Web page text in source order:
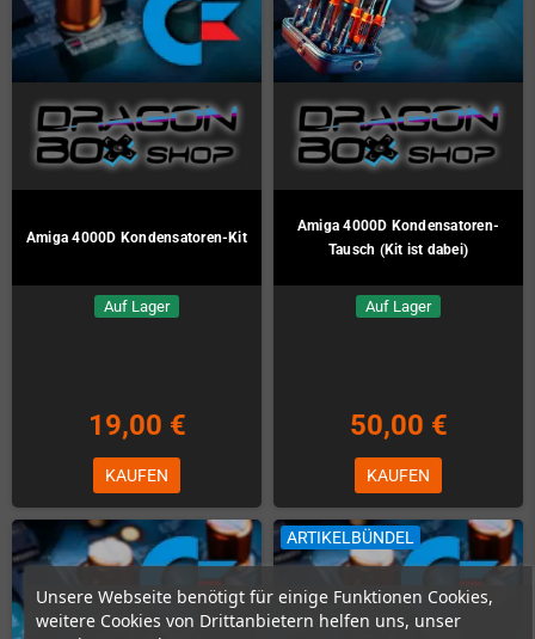
Unsere Webseite benötigt für einige Funktionen Cookies,
weitere Cookies von Drittanbietern helfen uns, unser
Amiga 4000D Kondensatoren-Kit
Auf Lager
19,00 €
KAUFEN
Amiga 4000D Kondensatoren-
Tausch (Kit ist dabei)
Auf Lager
50,00 €
KAUFEN
ARTIKELBÜNDEL